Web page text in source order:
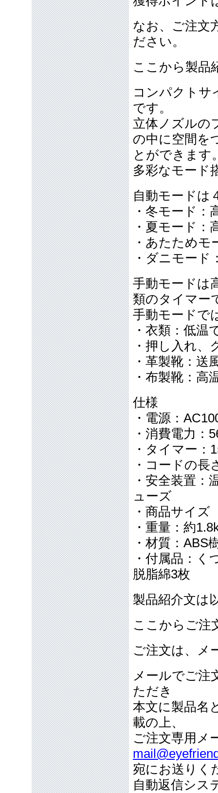
なお、ご注文
ださい。
ここから製品
コンパクトサ
です。
立体ノズルの
の中に空間を
とができま
多彩なモード
自動モードは
・冬モード：
・夏モード：
・あたためモ
・ダニモード
手動モードは
類のタイマー
手動モードで
・衣類：低温
・押し入れ、
・革製靴：送
・布製靴：高
仕様
・電源：
・消費電力：
・タイマー：
・コードの長
・安全装置
ューズ
・商品サイズ
・重量：約
・材質：ABS
・付属品：
脱脂綿3枚
製品紹介文は
ここからご注
ご注文は、メ
メールでご注
ただき
本文に製品名
載の上、
ご注文専用
宛にお送りく
自動返信シス